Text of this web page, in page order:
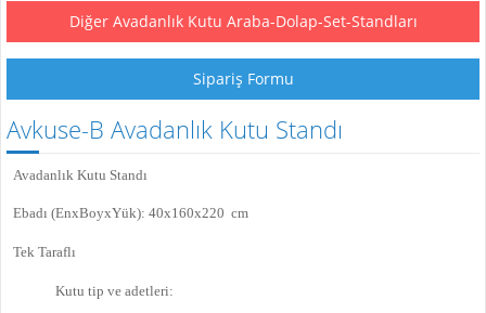
Diğer Avadanlık Kutu Araba-Dolap-Set-Standları
Sipariş Formu
Avkuse-B Avadanlık Kutu Standı
Avadanlık Kutu Standı
Ebadı (EnxBoyxYük): 40x160x220 cm
Tek Taraflı
Kutu tip ve adetleri: